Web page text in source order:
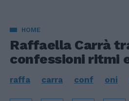
HOME
Raffaella Carrà
confessioni ritmi
raffa carra conf oni